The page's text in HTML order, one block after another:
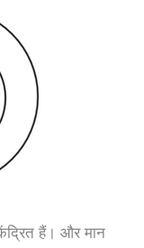
हैं। और मान